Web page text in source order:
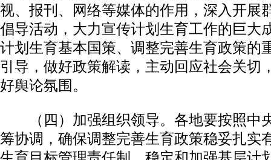
视、报刊、网络等媒体的作用，深入开展
倡导活动，大力宣传计划生育工作的巨大
计划生育基本国策、调整完善生育政策的
引导，做好政策解读，主动回应社会关切
好舆论氛围。
（四）加强组织领导。各地要按照中
筹协调，确保调整完善生育政策稳妥扎实